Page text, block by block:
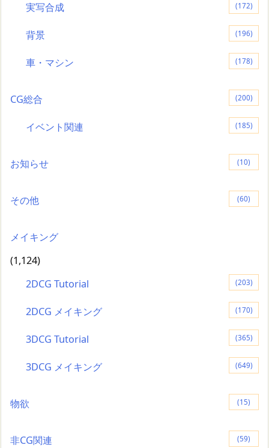
実写合成 (172)
背景 (196)
車・マシン (178)
CG総合 (200)
イベント関連 (185)
お知らせ (10)
その他 (60)
メイキング
(1,124)
2DCG Tutorial
(203)
2DCG メイキング (170)
3DCG Tutorial (365)
3DCG メイキング (649)
物欲 (15)
非CG関連 (59)